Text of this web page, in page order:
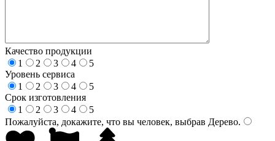
Качество продукции
1
2 3 4
5
Уровень сервиса
1
2 3 4
5
Срок изготовления
1
2 3 4
5
Пожалуйста, докажите, что вы человек, выбрав Дерево.